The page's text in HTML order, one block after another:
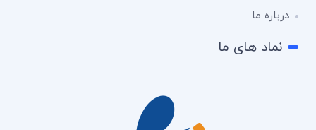
درباره ما
نماد های ما